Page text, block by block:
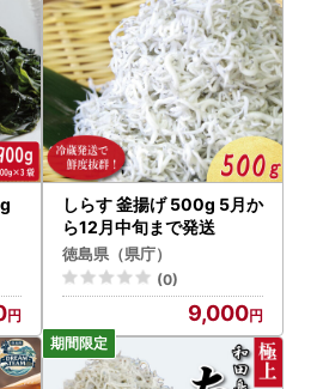
しらす 釜揚げ 500g 5月か
ら12月中旬まで発送
徳島県（県庁）
(0)
9,000